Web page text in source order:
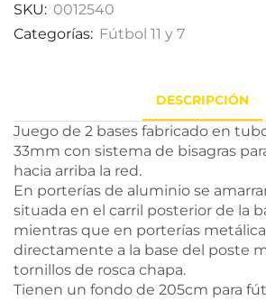
SKU: 0012540
Categorías: Fútbol 11 y 7
DESCRIPCIÓN
Juego de 2 bases fabricado en
33mm con sistema de bisagras
hacia arriba la red.
En porterías de aluminio se
situada en el carril posterior de la
mientras que en porterías
directamente a la base del poste
tornillos de rosca chapa.
Tienen un fondo de 205cm para